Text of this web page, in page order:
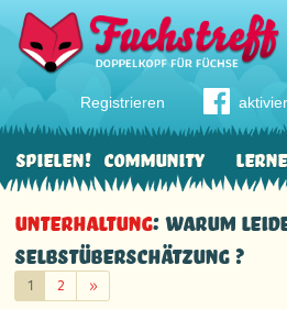
Registrieren
Community
Spielen!
Unterhaltung: Warum
Selbstüberschätzung ?
1 2 »Weiter